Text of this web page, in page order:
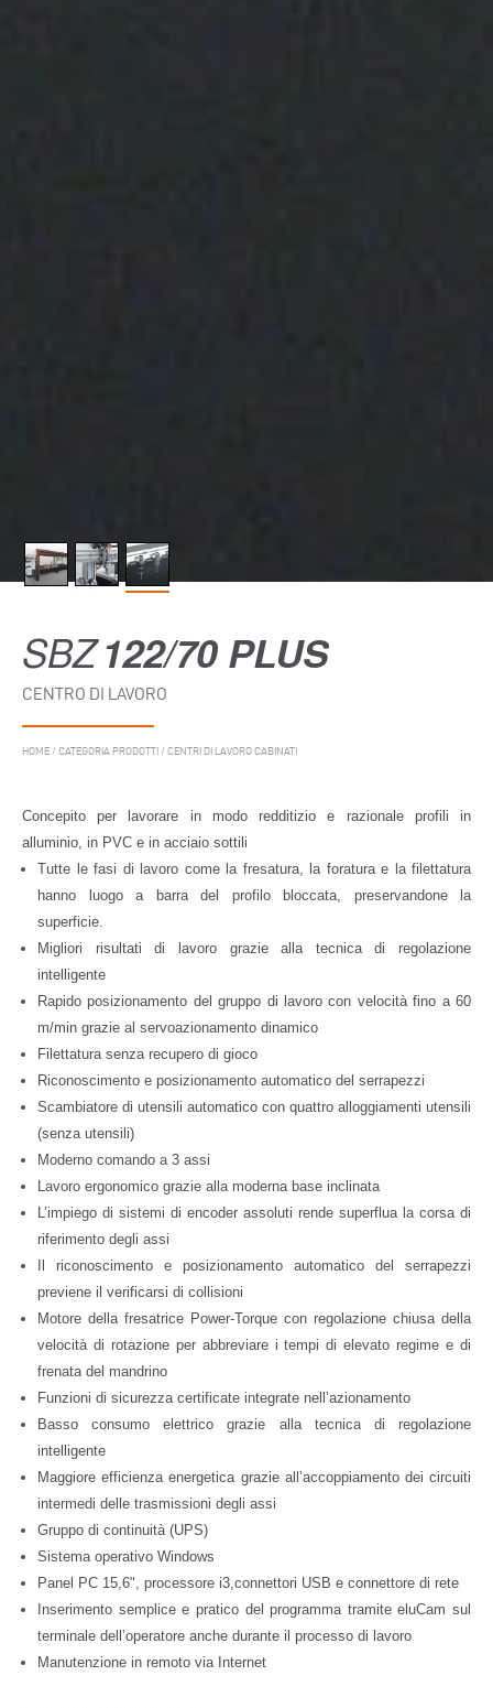
SBZ122/70 PLUS
CENTRO DI LAVORO
HOME / CATEGORIA PRODOTTI / CENTRI DI LAVORO CABINATI
Concepito per lavorare in modo redditizio e razionale profili in
alluminio, in PVC e in acciaio sottili
Tutte le fasi di lavoro come la fresatura, la foratura e la filettatura
hanno luogo a barra del profilo bloccata, preservandone la
superficie.
Migliori risultati di lavoro grazie alla tecnica di regolazione
intelligente
Rapido posizionamento del gruppo di lavoro con velocità fino a 60
m/min grazie al servoazionamento dinamico
Filettatura senza recupero di gioco
Riconoscimento e posizionamento automatico del serrapezzi
Scambiatore di utensili automatico con quattro alloggiamenti utensili
(senza utensili)
Moderno comando a 3 assi
Lavoro ergonomico grazie alla moderna base inclinata
L’impiego di sistemi di encoder assoluti rende superflua la corsa di
riferimento degli assi
Il riconoscimento e posizionamento automatico del serrapezzi
previene il verificarsi di collisioni
Motore della fresatrice Power-Torque con regolazione chiusa della
velocità di rotazione per abbreviare i tempi di elevato regime e di
frenata del mandrino
Funzioni di sicurezza certificate integrate nell’azionamento
Basso consumo elettrico grazie alla tecnica di regolazione
intelligente
Maggiore efficienza energetica grazie all’accoppiamento dei circuiti
intermedi delle trasmissioni degli assi
Gruppo di continuità (UPS)
Sistema operativo Windows
Panel PC 15,6", processore i3,connettori USB e connettore di rete
Inserimento semplice e pratico del programma tramite eluCam sul
terminale dell’operatore anche durante il processo di lavoro
Manutenzione in remoto via Internet